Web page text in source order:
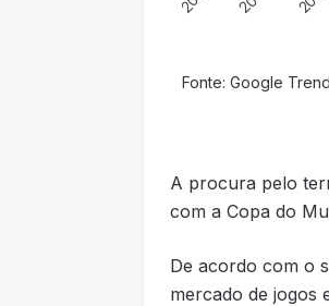
A procura pelo
com a Copa do
De acordo com o
mercado de jogos